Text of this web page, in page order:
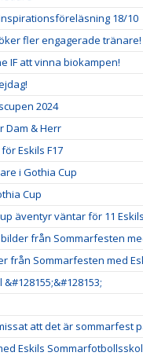
18/10
fler engagerade tränare!
IF att vinna biokampen!
2024
Dam & Herr
Eskils F17
i Gothia Cup
Cup
äventyr väntar för 11
från Sommarfesten
från Sommarfesten med
att det är sommarfest
Eskils